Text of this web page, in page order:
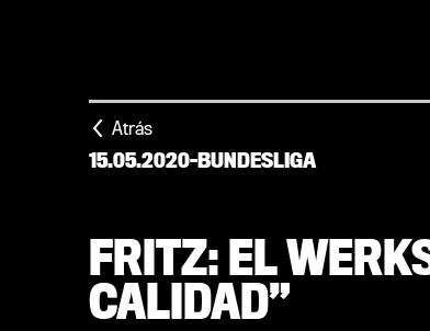
Atrás
15.05.2020-BUNDESLIGA
FRITZ: EL
CALIDAD”